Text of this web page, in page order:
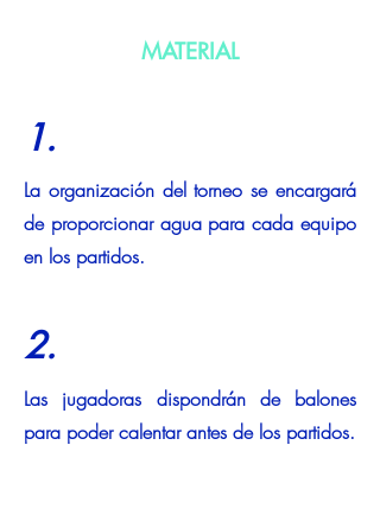
MATERIAL
1.
La organización del torneo se encargará
de proporcionar agua para cada equipo
en los partidos.
2.
Las jugadoras dispondrán de balones
para poder calentar antes de los partidos.